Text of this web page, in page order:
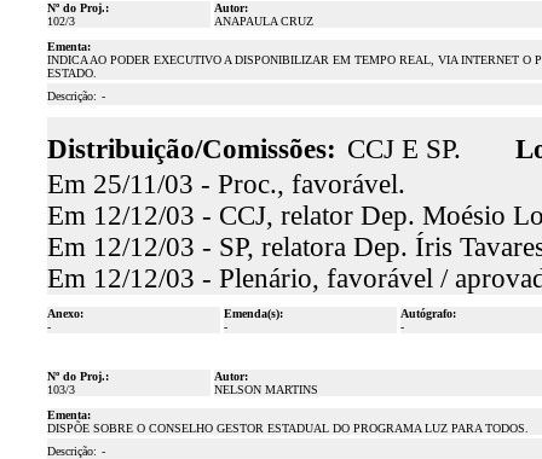
Nº do Proj.:
102/3
Autor:
ANAPAULA CRUZ
Ementa:
INDICA AO PODER EXECUTIVO A DISPONIBILIZAR EM TEMPO REAL, VIA INTERNET
ESTADO.
Descrição: -
Distribuição/Comissões: CCJ E SP.
Em 25/11/03 - Proc., favorável.
Em 12/12/03 - CCJ, relator Dep. Moésio
Em 12/12/03 - SP, relatora Dep. Íris
Em 12/12/03 - Plenário, favorável /
Anexo:
-
Emenda(s):
-
Autógrafo:
-
Nº do Proj.:
103/3
Autor:
NELSON MARTINS
Ementa:
DISPÕE SOBRE O CONSELHO GESTOR ESTADUAL DO PROGRAMA LUZ PARA TODOS.
Descrição: -